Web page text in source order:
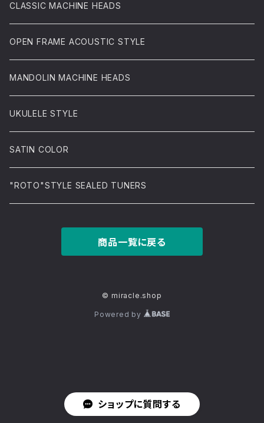
ショップに質問する
CLASSIC MACHINE HEADS
OPEN FRAME ACOUSTIC STYLE
MANDOLIN MACHINE HEADS
UKULELE STYLE
SATIN COLOR
"ROTO"STYLE SEALED TUNERS
商品一覧に戻る
© miracle.shop
Powered by